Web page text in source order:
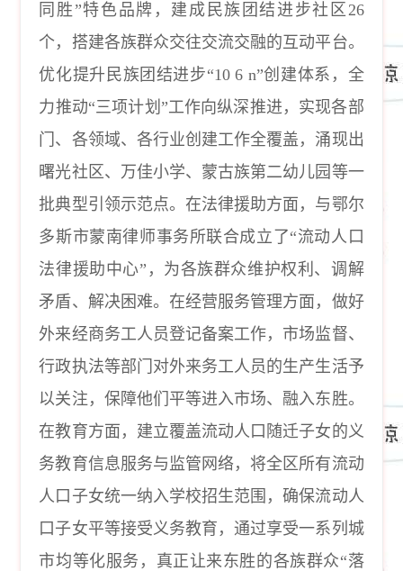
同胜”特色品牌，建成民族团结进步社区26
个，搭建各族群众交往交流交融的互动平台。
优化提升民族团结进步“10 6 n”创建体系，全
力推动“三项计划”工作向纵深推进，实现各部
门、各领域、各行业创建工作全覆盖，涌现出
曙光社区、万佳小学、蒙古族第二幼儿园等一
批典型引领示范点。在法律援助方面，与鄂尔
多斯市蒙南律师事务所联合成立了“流动人口
法律援助中心”，为各族群众维护权利、调解
矛盾、解决困难。在经营服务管理方面，做好
外来经商务工人员登记备案工作，市场监督、
行政执法等部门对外来务工人员的生产生活予
以关注，保障他们平等进入市场、融入东胜。
在教育方面，建立覆盖流动人口随迁子女的义
务教育信息服务与监管网络，将全区所有流动
人口子女统一纳入学校招生范围，确保流动人
口子女平等接受义务教育，通过享受一系列城
市均等化服务，真正让来东胜的各族群众“落